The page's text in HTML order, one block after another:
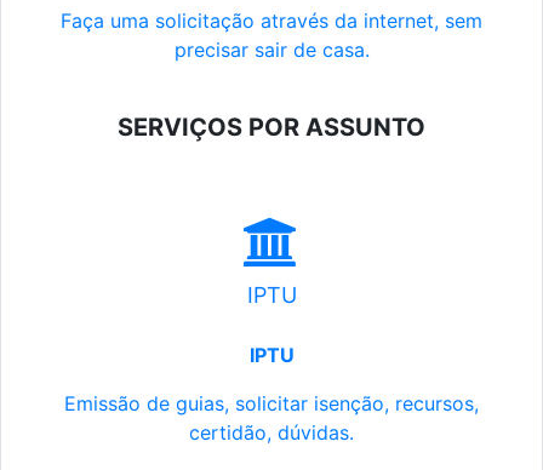
Faça uma solicitação através da internet, sem
precisar sair de casa.
SERVIÇOS POR ASSUNTO
IPTU
IPTU
Emissão de guias, solicitar isenção, recursos,
certidão, dúvidas.